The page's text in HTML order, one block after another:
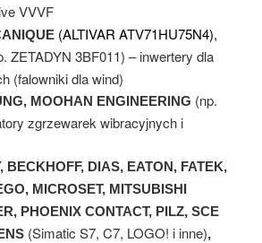
VVVF
(ALTIVAR ATV71HU75N4),
ZETADYN 3BF011) – inwertery dla
(falowniki dla wind)
MOOHAN ENGINEERING (np.
zgrzewarek wibracyjnych i
BECKHOFF, DIAS, EATON, FATEK,
MICROSET, MITSUBISHI
PHOENIX CONTACT, PILZ, SCE
(Simatic S7, C7, LOGO! i inne),